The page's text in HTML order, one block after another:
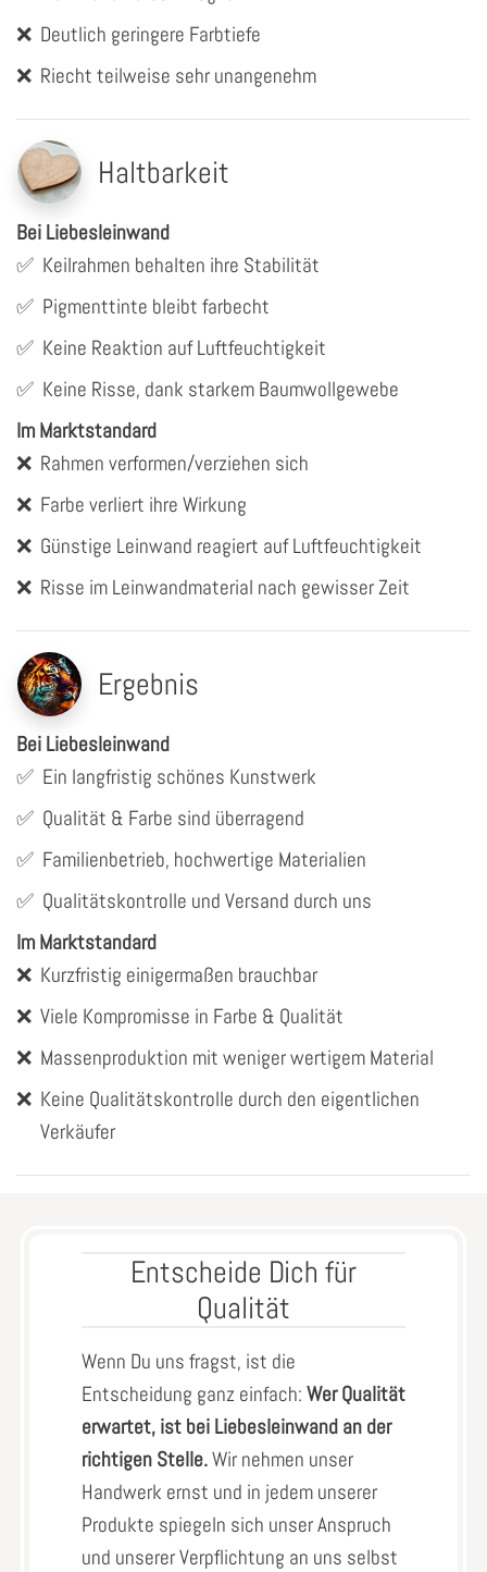
❌ Deutlich geringere Farbtiefe
❌ Riecht teilweise sehr unangenehm
Haltbarkeit
Bei Liebesleinwand
✅ Keilrahmen behalten ihre Stabilität
✅ Pigmenttinte bleibt farbecht
✅ Keine Reaktion auf Luftfeuchtigkeit
✅ Keine Risse, dank starkem Baumwollgewebe
Im Marktstandard
❌ Rahmen verformen/verziehen sich
❌ Farbe verliert ihre Wirkung
❌ Günstige Leinwand reagiert auf Luftfeuchtigkeit
❌ Risse im Leinwandmaterial nach gewisser Zeit
Ergebnis
Bei Liebesleinwand
✅ Ein langfristig schönes Kunstwerk
✅ Qualität & Farbe sind überragend
✅ Familienbetrieb, hochwertige Materialien
✅ Qualitätskontrolle und Versand durch uns
Im Marktstandard
❌ Kurzfristig einigermaßen brauchbar
❌ Viele Kompromisse in Farbe & Qualität
❌ Massenproduktion mit weniger wertigem Material
❌ Keine Qualitätskontrolle durch den eigentlichen
Verkäufer
Entscheide Dich für
Qualität
Wenn Du uns fragst, ist die
Entscheidung ganz einfach: Wer Qualität
erwartet, ist bei Liebesleinwand an der
richtigen Stelle.Wir nehmen unser
Handwerk ernst und in jedem unserer
Produkte spiegeln sich unser Anspruch
und unserer Verpflichtung an uns selbst